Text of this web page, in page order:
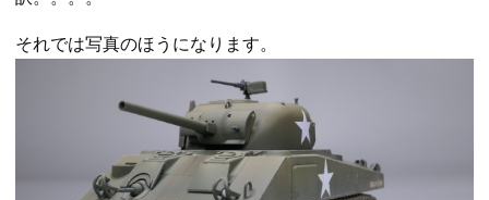
それでは写真のほうになります。